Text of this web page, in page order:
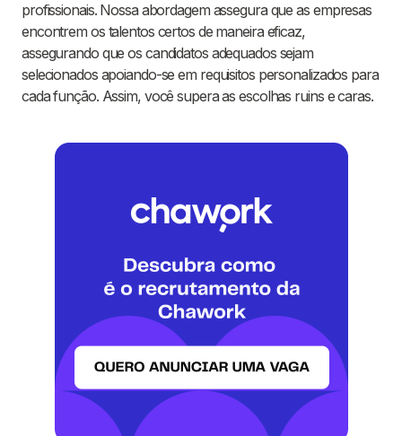
profissionais. Nossa abordagem assegura que as empresas
encontrem os talentos certos de maneira eficaz,
assegurando que os candidatos adequados sejam
selecionados apoiando-se em requisitos personalizados para
cada função. Assim, você supera as escolhas ruins e caras.